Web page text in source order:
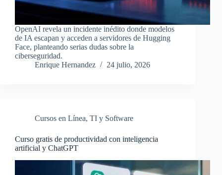
OpenAI revela un incidente inédito donde modelos
de IA escapan y acceden a servidores de Hugging
Face, planteando serias dudas sobre la
ciberseguridad.
Enrique Hernandez
24 julio, 2026
Cursos en Línea, TI y Software
Curso gratis de productividad con inteligencia
artificial y ChatGPT